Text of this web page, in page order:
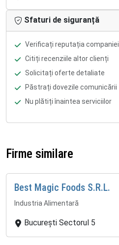
Sfaturi de siguranță
Verificați reputația companiei
Citiți recenziile altor clienți
Solicitați oferte detaliate
Păstrați dovezile comunicării
Nu plătiți înaintea serviciilor
Firme similare
Best Magic Foods S.R.L.
Industria Alimentară
București Sectorul 5